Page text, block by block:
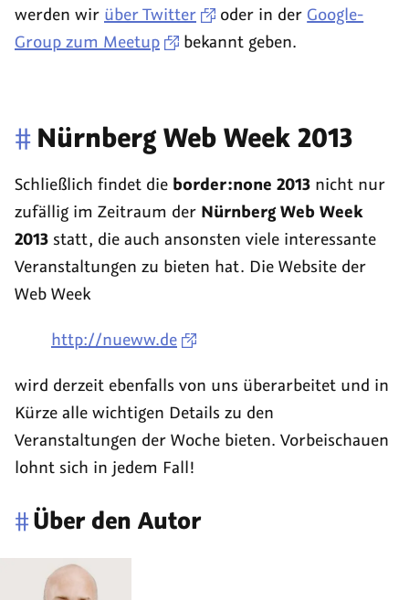
werden wir über Twitter oder in der Google-
Group zum Meetup
bekannt geben.
# Nürnberg Web Week 2013
Schließlich findet die border:none 2013 nicht nur
zufällig im Zeitraum der Nürnberg Web Week
2013 statt, die auch ansonsten viele interessante
Veranstaltungen zu bieten hat. Die Website der
Web Week
http://nueww.de
wird derzeit ebenfalls von uns überarbeitet und in
Kürze alle wichtigen Details zu den
Veranstaltungen der Woche bieten. Vorbeischauen
lohnt sich in jedem Fall!
#Über den Autor